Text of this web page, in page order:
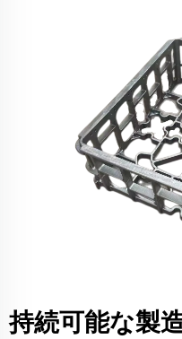
持続可能な製